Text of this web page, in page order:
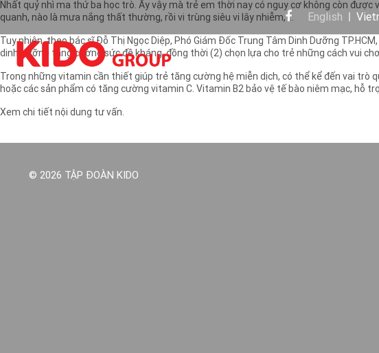
English
Nhất quỷ nhì ma thứ ba học trò. Ấy vậy mà trẻ em thời nay có nguy cơ không còn
quanh, nào là mưa nắng thất thường, rồi vi trùng siêu vi lây nhiễm, …
Tuy nhiên, theo bác sĩ Đỗ Thị Ngọc Diệp, Phó Giám Đốc Trung Tâm Dinh Dưỡng
dinh dưỡng tăng cường sức đề kháng, đồng thời (2) chọn lựa cho trẻ những cách vui
Trong những vitamin cần thiết giúp trẻ tăng cường hệ miễn dịch, có thể kể đến vai trò
hoặc các sản phẩm có tăng cường vitamin C. Vitamin B2 bảo vệ tế bào niêm mạc, hỗ
Xem chi tiết nội dung tư vấn.
© 2026 TẬP ĐOÀN KIDO